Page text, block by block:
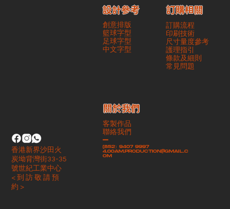
創意排版
籃球字型
足球字型
​中文字型
設計參考
訂購流程
印刷技術
尺寸量度參考
護理指引
條款及細則
​常見問題
訂購相關
客製作品
聯絡我們
-
(852）9407 9997
4.00am.production@gmail.c
om
​關於我們
香港新界沙田火
炭坳背灣街33-35
號世紀工業中心
< 到 訪 敬 請 預
約 >